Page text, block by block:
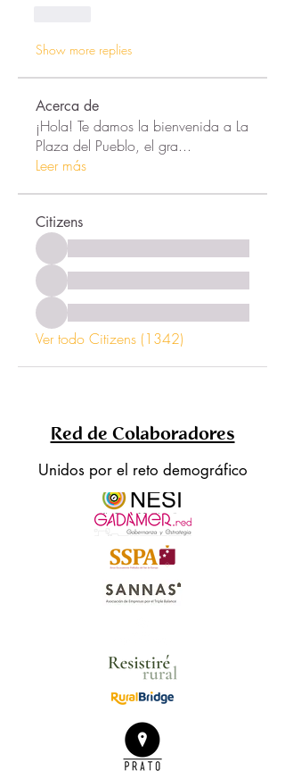
Show more replies
Acerca de
¡Hola! Te damos la bienvenida a La
Plaza del Pueblo, el gra...
Leer más
Citizens
Ver todo Citizens (1342)
Red de Colaboradores
Unidos por el reto demográfico